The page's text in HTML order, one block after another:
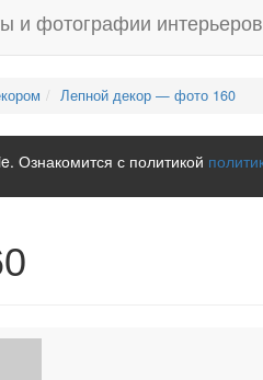
Лепной декор — фото 160
Ознакомится с политикой